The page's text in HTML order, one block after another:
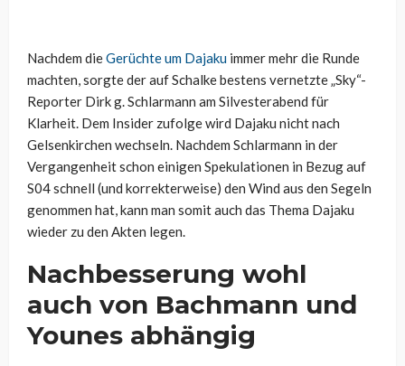
Nachdem dieGerüchte um Dajaku immer mehr die Runde
machten, sorgte der auf Schalke bestens vernetzte „Sky“-
Reporter Dirk g. Schlarmann am Silvesterabend für
Klarheit. Dem Insider zufolge wird Dajaku nicht nach
Gelsenkirchen wechseln. Nachdem Schlarmann in der
Vergangenheit schon einigen Spekulationen in Bezug auf
S04 schnell (und korrekterweise) den Wind aus den Segeln
genommen hat, kann man somit auch das Thema Dajaku
wieder zu den Akten legen.
Nachbesserung wohl
auch von Bachmann und
Younes abhängig